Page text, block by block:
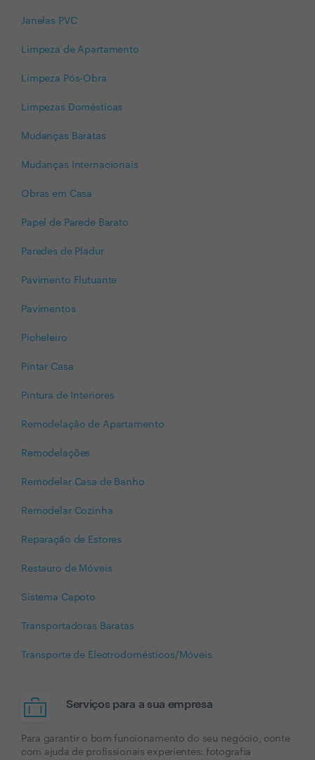
Janelas PVC
Limpeza de Apartamento
Limpeza Pós-Obra
Limpezas Domésticas
Mudanças Baratas
Mudanças Internacionais
Obras em Casa
Papel de Parede Barato
Paredes de Pladur
Pavimento Flutuante
Pavimentos
Picheleiro
Pintar Casa
Pintura de Interiores
Remodelação de Apartamento
Remodelações
Remodelar Casa de Banho
Remodelar Cozinha
Reparação de Estores
Restauro de Móveis
Sistema Capoto
Transportadoras Baratas
Transporte de Electrodomésticos/Móveis
Serviços para a sua empresa
Para garantir o bom funcionamento do seu negócio, conte
com ajuda de profissionais experientes: fotografía